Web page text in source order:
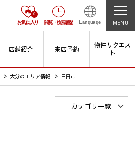
0
お気に入り 閲覧・ 検索履歴 Language MENU
店舗紹介 来店予約
物件リクエス
ト
大分のエリア情報 日田市
カテゴリ一覧